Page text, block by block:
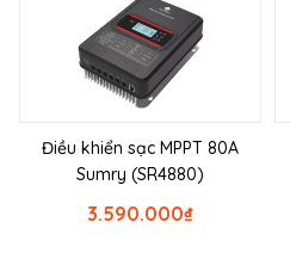
Điều khiển sạc MPPT 80A
Sumry (SR4880)
₫
3.590.000